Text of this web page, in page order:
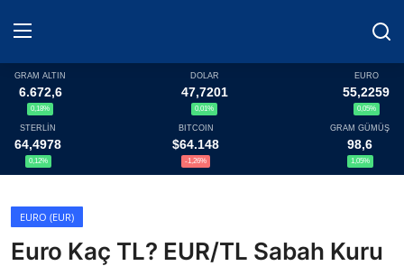
Haberler
Döviz
Altın Fiyatları
Döviz Kurları
GRAM ALTIN
6.672,6
0,18%
DOLAR
47,7201
0,01%
EURO
55,2259
0,05%
STERLİN
64,4978
0,12%
BITCOIN
$64.148
-1,26%
GRAM GÜMÜŞ
98,6
1,05%
EURO (EUR)
Euro Kaç TL? EUR/TL Sabah Kuru